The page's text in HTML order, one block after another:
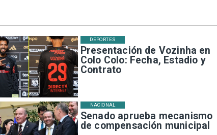
Presentación de Vozinha en
Colo Colo: Fecha, Estadio y
Contrato
DEPORTES
Senado aprueba mecanismo
de compensación municipal
NACIONAL